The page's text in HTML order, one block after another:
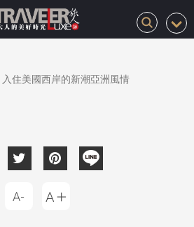
住美國西岸的新潮亞洲風情